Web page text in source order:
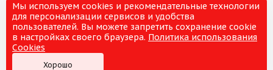
тракт, дом 11 А, нежилое помещение 16
E-mail: office@ng-servis.ru
8(351)211-21-07
Мы используем cookies и рекомендательные технологии
для персонализации сервисов и удобства
пользователей. Вы можете запретить сохранение cookie
в настройках своего браузера. Политика использования
Cookies
Хорошо